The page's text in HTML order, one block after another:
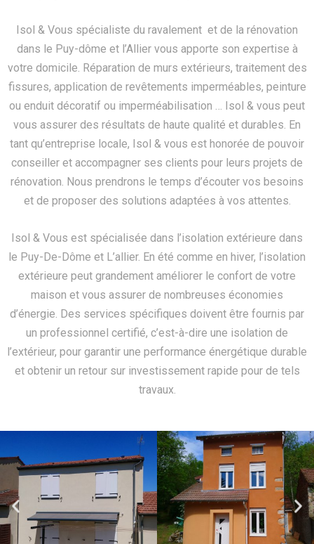
Isol & Vous spécialiste du ravalement et de la rénovation
dans le Puy-dôme et l’Allier vous apporte son expertise à
votre domicile. Réparation de murs extérieurs, traitement des
fissures, application de revêtements imperméables, peinture
ou enduit décoratif ou imperméabilisation … Isol & vous peut
vous assurer des résultats de haute qualité et durables. En
tant qu’entreprise locale, Isol & vous est honorée de pouvoir
conseiller et accompagner ses clients pour leurs projets de
rénovation. Nous prendrons le temps d’écouter vos besoins
et de proposer des solutions adaptées à vos attentes.
Isol & Vous est spécialisée dans l’isolation extérieure dans
le Puy-De-Dôme et L’allier. En été comme en hiver, l’isolation
extérieure peut grandement améliorer le confort de votre
maison et vous assurer de nombreuses économies
d’énergie. Des services spécifiques doivent être fournis par
un professionnel certifié, c’est-à-dire une isolation de
l’extérieur, pour garantir une performance énergétique durable
et obtenir un retour sur investissement rapide pour de tels
travaux.